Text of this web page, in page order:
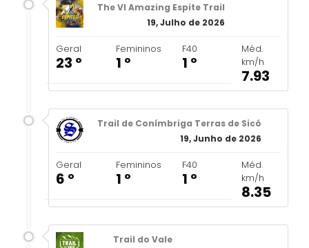
The VI Amazing Espite Trail
19, Julho de 2026
Geral
23 º
Femininos
1 º
F40
1 º
Méd.
km/h
7.93
Trail de Conímbriga Terras de Sicó
19, Junho de 2026
Geral
6 º
Femininos
1 º
F40
1 º
Méd.
km/h
8.35
Trail do Vale